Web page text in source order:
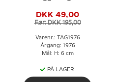
DKK 49,00
Før: DKK 195,00
Varenr.: TAG1976
Årgang: 1976
Mål: H: 6 cm
PÅ LAGER